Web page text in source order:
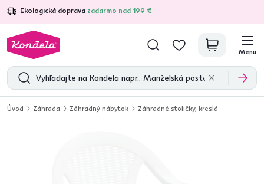
Ekologická doprava zadarmo nad 199 €
4,7 31 285overených produktových recenzií
Menu
Úvod Záhrada Záhradný nábytok Záhradné stoličky, kreslá